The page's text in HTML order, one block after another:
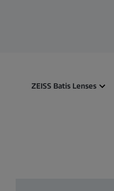
ZEISS Batis Lenses